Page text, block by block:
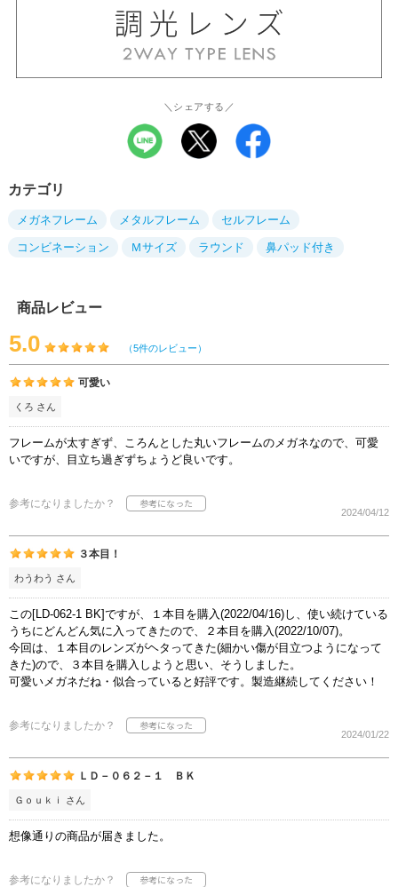
＼シェアする／
カテゴリ
メガネフレーム メタルフレーム セルフレーム
コンビネーション Ｍサイズ ラウンド 鼻パッド付き
商品レビュー
5.0 （5件のレビュー）
可愛い
くろ さん
フレームが太すぎず、ころんとした丸いフレームのメガネなので、可愛
いですが、目立ち過ぎずちょうど良いです。
参考になりましたか？
2024/04/12
３本目！
わうわう さん
この[LD-062-1 BK]ですが、１本目を購入(2022/04/16)し、使い続けている
うちにどんどん気に入ってきたので、２本目を購入(2022/10/07)。
今回は、１本目のレンズがヘタってきた(細かい傷が目立つようになって
きた)ので、３本目を購入しようと思い、そうしました。
可愛いメガネだね・似合っていると好評です。製造継続してください！
参考になりましたか？
2024/01/22
ＬＤ－０６２－１ ＢＫ
Ｇｏｕｋｉ さん
想像通りの商品が届きました。
参考になりましたか？